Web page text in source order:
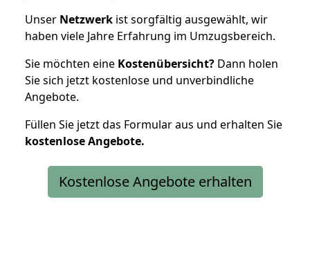
Unser Netzwerk ist sorgfältig ausgewählt, wir
haben viele Jahre Erfahrung im Umzugsbereich.
Sie möchten eine Kostenübersicht? Dann holen
Sie sich jetzt kostenlose und unverbindliche
Angebote.
Füllen Sie jetzt das Formular aus und erhalten Sie
kostenloseAngebote.
Kostenlose Angebote erhalten